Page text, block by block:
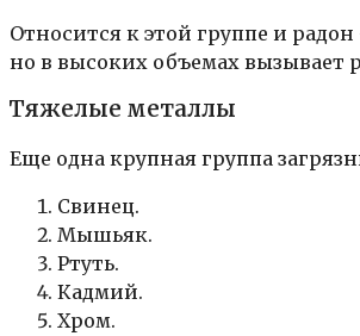
Относится к этой группе и
но в высоких объемах вызывает
Тяжелые металлы
Еще одна крупная группа
Свинец.
Мышьяк.
Ртуть.
Кадмий.
Хром.